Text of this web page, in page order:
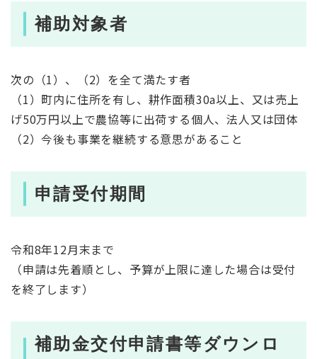
補助対象者
次の（1）、（2）を全て満たす者
（1）町内に住所を有し、耕作面積30a以上、又は売上
げ50万円以上で農協等に出荷する個人、法人又は団体
（2）今後も事業を継続する意思があること
申請受付期間
令和8年12月末まで
（申請は先着順とし、予算が上限に達した場合は受付
を終了します）
補助金交付申請書等ダウンロ